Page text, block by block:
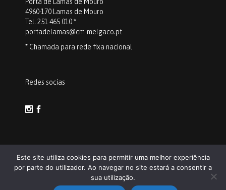
4960-170 Lamas de Mouro
Tel. 251 465 010 *
portadelamas@cm-melgaco.pt
* Chamada para rede fixa nacional
Redes socias
Discover Melgaço /Política de
Privacidade/ Powered by
Este site utiliza cookies para permitir uma melhor experiência
por parte do utilizador. Ao navegar no site estará a consentir a
sua utilização.